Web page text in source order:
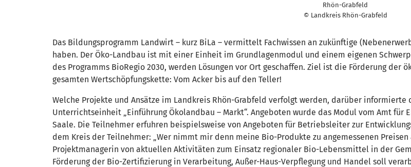
Rhön-Grabfeld
© Landkreis Rhön-Grabfeld
Das Bildungsprogramm Landwirt – kurz BiLa – vermittelt Fachwissen an zukünftige
haben. Der Öko-Landbau ist mit einer Einheit im Grundlagenmodul und einem eigenen
des Programms BioRegio 2030, werden Lösungen vor Ort geschaffen. Ziel ist die Förderung
gesamten Wertschöpfungskette: Vom Acker bis auf den Teller!
Welche Projekte und Ansätze im Landkreis Rhön-Grabfeld verfolgt werden, darüber
Unterrichtseinheit „Einführung Ökolandbau – Markt“. Angeboten wurde das Modul vom Amt
Saale. Die Teilnehmer erfuhren beispielsweise von Angeboten für Betriebsleiter zur
dem Kreis der Teilnehmer: „Wer nimmt mir denn meine Bio-Produkte zu angemessenen
Projektmanagerin von aktuellen Aktivitäten zum Einsatz regionaler Bio-Lebensmittel in der
Förderung der Bio-Zertifizierung in Verarbeitung, Außer-Haus-Verpflegung und Handel soll